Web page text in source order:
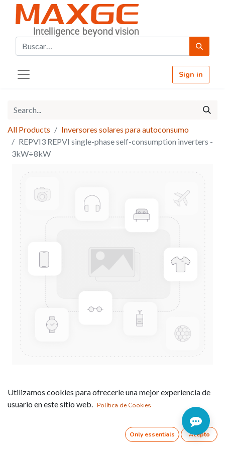
Sign in
All Products
Inversores solares para autoconsumo
REPVI3 REPVI single-phase self-consumption inverters -
3kW÷8kW
REPVI3 REPVI single-phase
self-consumption inverters
Utilizamos cookies para ofrecerle una mejor experiencia de
usuario en este sitio web. Política de Cookies
Only essentials Acepto